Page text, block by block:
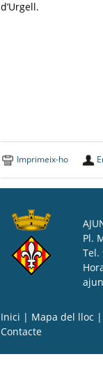
d’Urgell.
Imprimeix-ho
Pl.
Tel.
Inici | Mapa del lloc |
Contacte